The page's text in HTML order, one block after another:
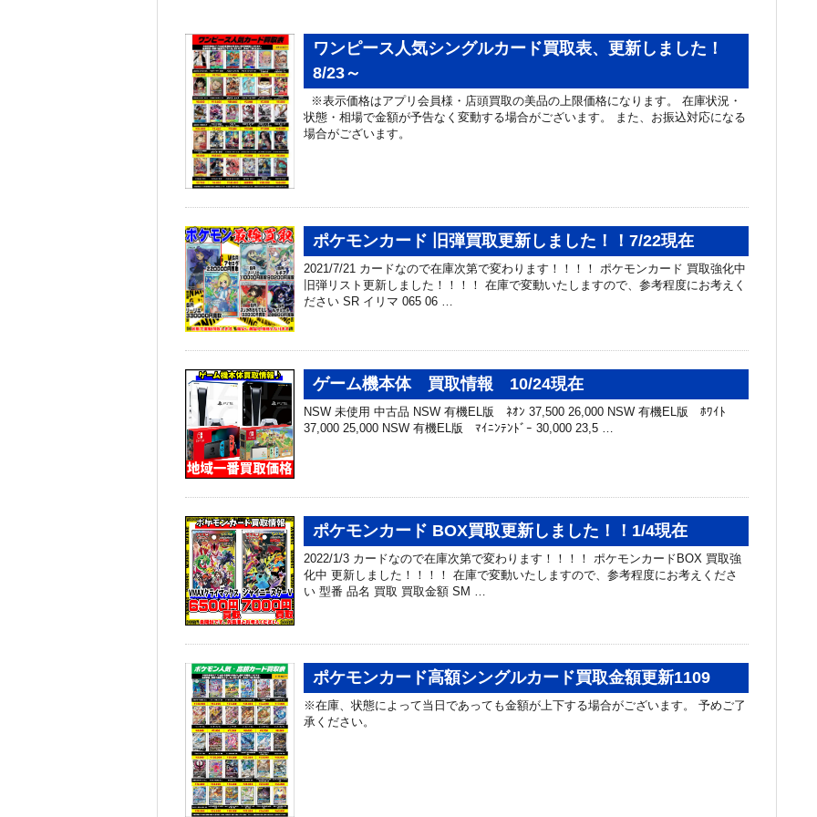
ワンピース人気シングルカード買取表、更新しました！
8/23～
※表示価格はアプリ会員様・店頭買取の美品の上限価格になります。 在庫状況・
状態・相場で金額が予告なく変動する場合がございます。 また、お振込対応になる
場合がございます。
ポケモンカード 旧弾買取更新しました！！7/22現在
2021/7/21 カードなので在庫次第で変わります！！！！ ポケモンカード 買取強化中
旧弾リスト更新しました！！！！ 在庫で変動いたしますので、参考程度にお考えく
ださい SR イリマ 065 06 …
ゲーム機本体 買取情報 10/24現在
NSW 未使用 中古品 NSW 有機EL版 ﾈｵﾝ 37,500 26,000 NSW 有機EL版 ﾎﾜｲﾄ
37,000 25,000 NSW 有機EL版 ﾏｲﾆﾝﾃﾝﾄﾞｰ 30,000 23,5 …
ポケモンカード BOX買取更新しました！！1/4現在
2022/1/3 カードなので在庫次第で変わります！！！！ ポケモンカードBOX 買取強
化中 更新しました！！！！ 在庫で変動いたしますので、参考程度にお考えくださ
い 型番 品名 買取 買取金額 SM …
ポケモンカード高額シングルカード買取金額更新1109
※在庫、状態によって当日であっても金額が上下する場合がございます。 予めご了
承ください。